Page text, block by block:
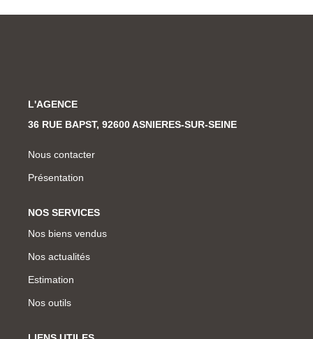
L'AGENCE
36 RUE BAPST, 92600 ASNIERES-SUR-SEINE
Nous contacter
Présentation
NOS SERVICES
Nos biens vendus
Nos actualités
Estimation
Nos outils